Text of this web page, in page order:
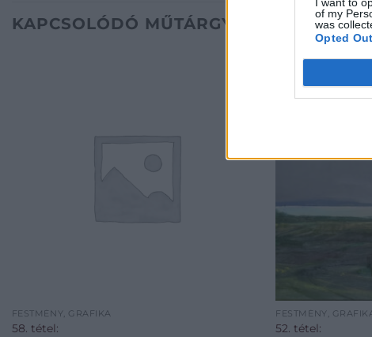
of my
was
Opted Out
KAPCSOLÓDÓ MŰTÁRGYAK
FESTMÉNY, GRAFIKA
58. tétel:
FESTMÉNY,
52. tétel: